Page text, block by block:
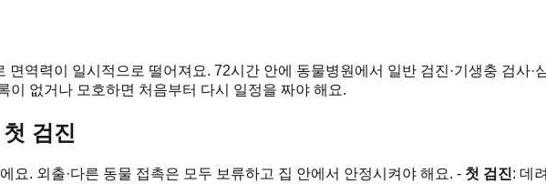
역력이 일시적으로 떨어져요. 72시간 안에 동물병원에서 일반 검진·기생충 검사·
이 없거나 모호하면 처음부터 다시 일정을 짜야 해요.
검진
요. 외출·다른 동물 접촉은 모두 보류하고 집 안에서 안정시켜야 해요. - 첫 검진: 데